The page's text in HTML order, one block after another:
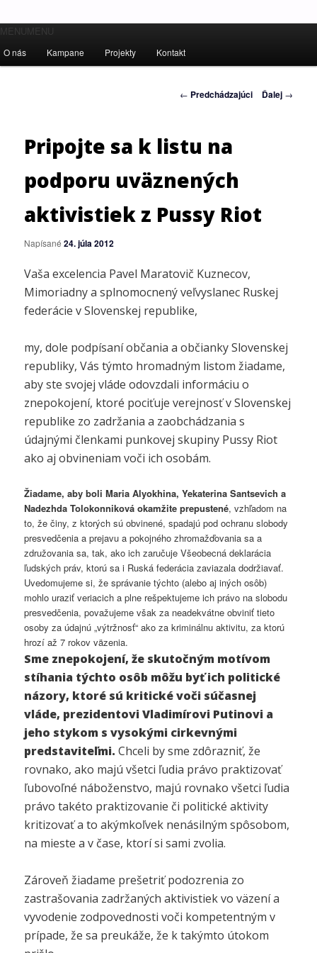
Inštitút ľudských práv – Human
Ľudské práva pre všetkých!
Hlavné
Preskočiť
na
MENU MENU
O nás Kampane Projekty Kontakt
Navigácia
← Predchádzajúci Ďalej →
Pripojte sa k listu na
podporu uväznených
aktivistiek z Pussy Riot
Napísané24. júla 2012
Vaša excelencia Pavel Maratovič Kuznecov,
Mimoriadny a splnomocnený veľvyslanec Ruskej
federácie v Slovenskej republike,
my, dole podpísaní občania a občianky Slovenskej
republiky, Vás týmto hromadným listom žiadame,
aby ste svojej vláde odovzdali informáciu o
znepokojení, ktoré pociťuje verejnosť v Slovenskej
republike zo zadržania a zaobchádzania s
údajnými členkami punkovej skupiny Pussy Riot
ako aj obvineniam voči ich osobám.
Žiadame, aby boli Maria Alyokhina, Yekaterina Santsevich a
Nadezhda Tolokonniková okamžite prepustené, vzhľadom na
to, že činy, z ktorých sú obvinené, spadajú pod ochranu slobody
presvedčenia a prejavu a pokojného zhromažďovania sa a
združovania sa, tak, ako ich zaručuje Všeobecná deklarácia
ľudských práv, ktorú sa i Ruská federácia zaviazala dodržiavať.
Uvedomujeme si, že správanie týchto (alebo aj iných osôb)
mohlo uraziť veriacich a plne rešpektujeme ich právo na slobodu
presvedčenia, považujeme však za neadekvátne obviniť tieto
osoby za údajnú „výtržnosť“ ako za kriminálnu aktivitu, za ktorú
hrozí až 7 rokov väzenia.
Sme znepokojení, že skutočným motívom
stíhania týchto osôb môžu byť ich politické
názory, ktoré sú kritické voči súčasnej
vláde, prezidentovi Vladimírovi Putinovi a
jeho stykom s vysokými cirkevnými
predstaviteľmi. Chceli by sme zdôrazniť, že
rovnako, ako majú všetci ľudia právo praktizovať
ľubovoľné náboženstvo, majú rovnako všetci ľudia
právo takéto praktizovanie či politické aktivity
kritizovať a to akýmkoľvek nenásilným spôsobom,
na mieste a v čase, ktorí si sami zvolia.
Zároveň žiadame prešetriť podozrenia zo
zastrašovania zadržaných aktivistiek vo väzení a
vyvodenie zodpovednosti voči kompetentným v
prípade, že sa preukáže, že k takýmto útokom